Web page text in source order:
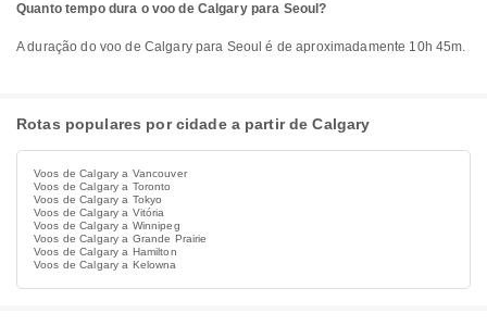
Quanto tempo dura o voo de Calgary para Seoul?
A duração do voo de Calgary para Seoul é de aproximadamente 10h 45m.
Rotas populares por cidade a partir de Calgary
Voos de Calgary a Vancouver
Voos de Calgary a Toronto
Voos de Calgary a Tokyo
Voos de Calgary a Vitória
Voos de Calgary a Winnipeg
Voos de Calgary a Grande Prairie
Voos de Calgary a Hamilton
Voos de Calgary a Kelowna